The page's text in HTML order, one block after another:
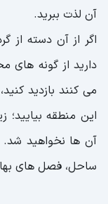
آن لذت ببرید.
اگر از آن دسته از
دارید از گونه های
می کنند بازدید
این منطقه
آن ها نخواهید شد.
ساحل، فصل های